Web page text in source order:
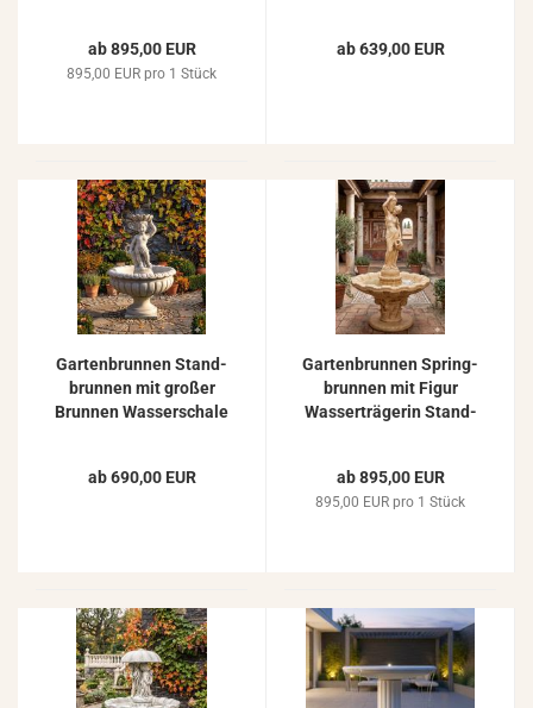
ab 895,00 EUR
895,00 EUR pro 1 Stück
ab 639,00 EUR
Gar­ten­brun­nen Stand­
brun­nen mit gro­ßer
Brun­nen Was­ser­scha­le
ab 690,00 EUR
Gar­ten­brun­nen Spring­
brun­nen mit Figur
Was­ser­trä­ge­rin Stand­
ab 895,00 EUR
895,00 EUR pro 1 Stück